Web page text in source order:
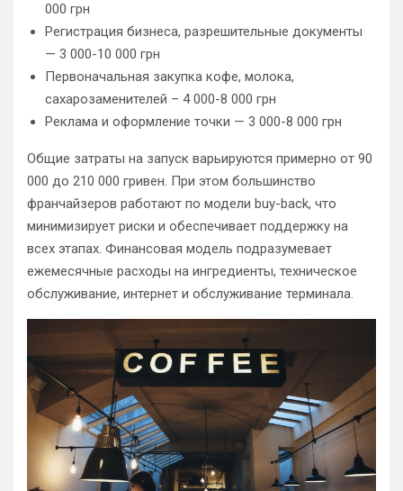
000 грн
Регистрация бизнеса, разрешительные документы
— 3 000-10 000 грн
Первоначальная закупка кофе, молока,
сахарозаменителей – 4 000-8 000 грн
Реклама и оформление точки — 3 000-8 000 грн
Общие затраты на запуск варьируются примерно от 90
000 до 210 000 гривен. При этом большинство
франчайзеров работают по модели buy-back, что
минимизирует риски и обеспечивает поддержку на
всех этапах. Финансовая модель подразумевает
ежемесячные расходы на ингредиенты, техническое
обслуживание, интернет и обслуживание терминала.